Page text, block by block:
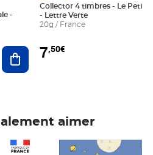
Ajouter au panier
Collector 4 timbres - Le Petit
- Lettre Verte
20g / France
7,50€
aimer
Prix 7,50€